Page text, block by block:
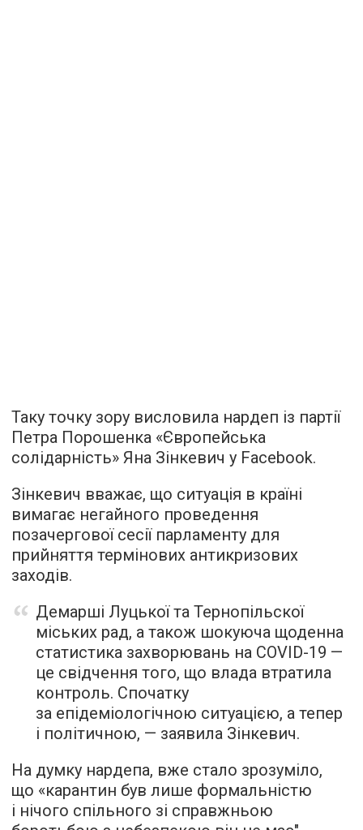
Таку точку зору висловила нардеп із партії
Петра Порошенка «Європейська
солідарність» Яна Зінкевич у Facebook.
Зінкевич вважає, що ситуація в країні
вимагає негайного проведення
позачергової сесії парламенту для
прийняття термінових антикризових
заходів.
Демарші Луцької та Тернопільскої
міських рад, а також шокуюча щоденна
статистика захворювань на COVID-19 —
це свідчення того, що влада втратила
контроль. Спочатку
за епідеміологічною ситуацією, а тепер
і політичною, — заявила Зінкевич.
На думку нардепа, вже стало зрозуміло,
що «карантин був лише формальністю
і нічого спільного зі справжньою